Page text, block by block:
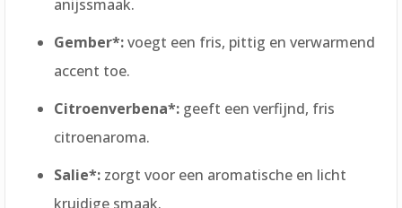
anijssmaak.
Gember*:voegt een fris, pittig en verwarmend
accent toe.
Citroenverbena*:geeft een verfijnd, fris
citroenaroma.
Salie*:zorgt voor een aromatische en licht
kruidige smaak.